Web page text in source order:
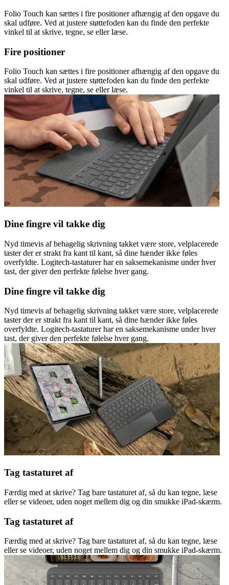
Folio Touch kan sættes i fire positioner afhængig af den opgave du
skal udføre. Ved at justere støttefoden kan du finde den perfekte
vinkel til at skrive, tegne, se eller læse.
Fire positioner
Folio Touch kan sættes i fire positioner afhængig af den opgave du
skal udføre. Ved at justere støttefoden kan du finde den perfekte
vinkel til at skrive, tegne, se eller læse.
Dine fingre vil takke dig
Nyd timevis af behagelig skrivning takket være store, velplacerede
taster der er strakt fra kant til kant, så dine hænder ikke føles
overfyldte. Logitech-tastaturer har en saksemekanisme under hver
tast, der giver den perfekte følelse hver gang.
Dine fingre vil takke dig
Nyd timevis af behagelig skrivning takket være store, velplacerede
taster der er strakt fra kant til kant, så dine hænder ikke føles
overfyldte. Logitech-tastaturer har en saksemekanisme under hver
tast, der giver den perfekte følelse hver gang.
Tag tastaturet af
Færdig med at skrive? Tag bare tastaturet af, så du kan tegne, læse
eller se videoer, uden noget mellem dig og din smukke iPad-skærm.
Tag tastaturet af
Færdig med at skrive? Tag bare tastaturet af, så du kan tegne, læse
eller se videoer, uden noget mellem dig og din smukke iPad-skærm.